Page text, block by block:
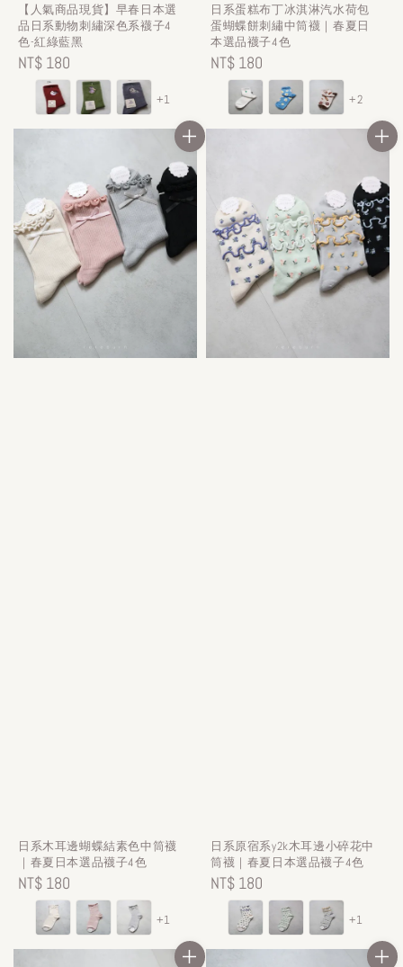
【人氣商品現貨】早春日本選
品日系動物刺繡深色系襪子4
色-紅綠藍黑
Regular
price
NT$ 180
+1
日系蛋糕布丁冰淇淋汽水荷包
蛋蝴蝶餅刺繡中筒襪｜春夏日
本選品襪子4色
Regular
price
NT$ 180
+2
日系木耳邊蝴蝶結素色中筒襪
｜春夏日本選品襪子4色
Regular
price
NT$ 180
+1
日系原宿系y2k木耳邊小碎花中
筒襪｜春夏日本選品襪子4色
Regular
price
NT$ 180
+1